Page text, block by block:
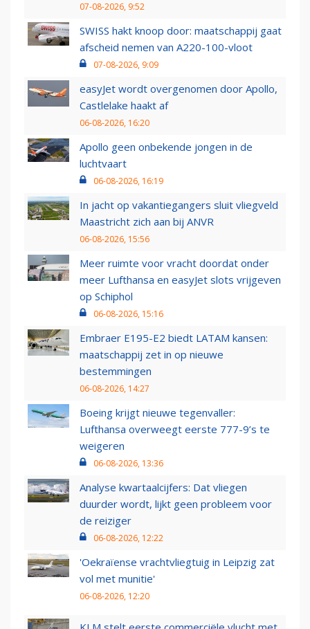
07-08-2026, 9:52
SWISS hakt knoop door: maatschappij gaat
afscheid nemen van A220-100-vloot
07-08-2026, 9:09
easyJet wordt overgenomen door Apollo,
Castlelake haakt af
06-08-2026, 16:20
Apollo geen onbekende jongen in de
luchtvaart
06-08-2026, 16:19
In jacht op vakantiegangers sluit vliegveld
Maastricht zich aan bij ANVR
06-08-2026, 15:56
Meer ruimte voor vracht doordat onder
meer Lufthansa en easyJet slots vrijgeven
op Schiphol
06-08-2026, 15:16
Embraer E195-E2 biedt LATAM kansen:
maatschappij zet in op nieuwe
bestemmingen
06-08-2026, 14:27
Boeing krijgt nieuwe tegenvaller:
Lufthansa overweegt eerste 777-9’s te
weigeren
06-08-2026, 13:36
Analyse kwartaalcijfers: Dat vliegen
duurder wordt, lijkt geen probleem voor
de reiziger
06-08-2026, 12:22
'Oekraïense vrachtvliegtuig in Leipzig zat
vol met munitie'
06-08-2026, 12:20